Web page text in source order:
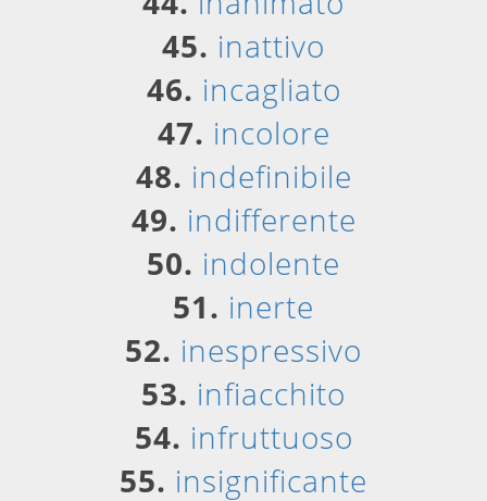
45. inattivo
46. incagliato
47. incolore
48. indefinibile
49. indifferente
50. indolente
51. inerte
52. inespressivo
53. infiacchito
54. infruttuoso
55. insignificante